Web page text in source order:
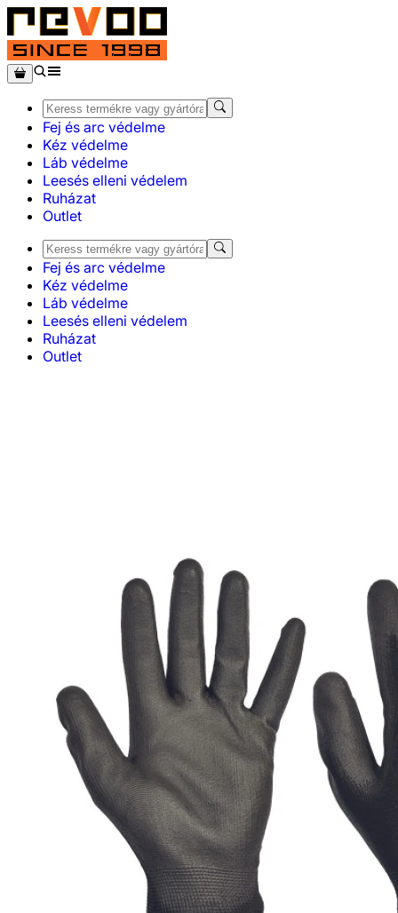
Fej és arc védelme
Kéz védelme
Láb védelme
Leesés elleni védelem
Ruházat
Outlet
Fej és arc védelme
Kéz védelme
Láb védelme
Leesés elleni védelem
Ruházat
Outlet